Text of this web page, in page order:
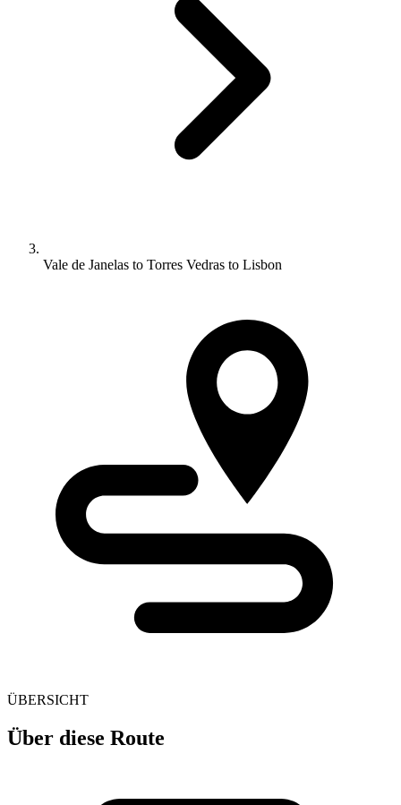
Vale de Janelas to Torres Vedras to Lisbon
ÜBERSICHT
Über diese Route